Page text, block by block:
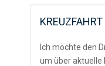
Ich möchte den
um über aktuelle